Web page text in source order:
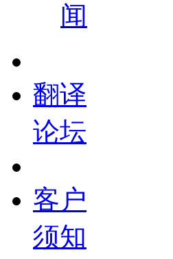
闻
翻译
论坛
客户
须知